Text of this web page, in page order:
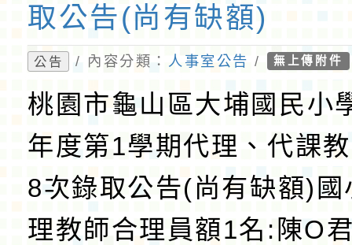
取公告(尚有缺額)
公告 / 內容分類： 人事室公告 / 無上傳附件
桃園市龜山區大埔國民小
年度第1學期代理、代課
8次錄取公告(尚有缺額)國
理教師合理員額1名:陳O